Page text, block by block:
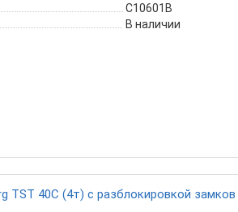
C10601B
В наличии
TST 40C (4т) с разблокировкой